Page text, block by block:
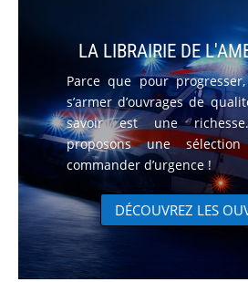
LA LIBRAIRIE DE
Parce que pour
s’armer d’ouvrages de
savoir est une
proposons une
commander d’urgence !
DÉCOUVREZ LES